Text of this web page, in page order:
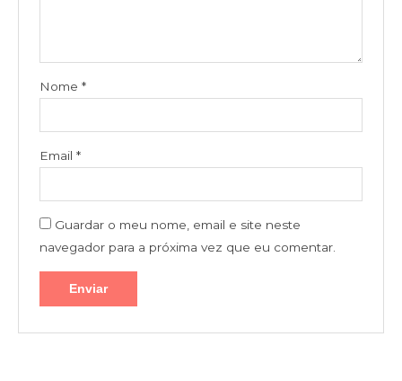
Nome *
Email *
Guardar o meu nome, email e site neste
navegador para a próxima vez que eu comentar.